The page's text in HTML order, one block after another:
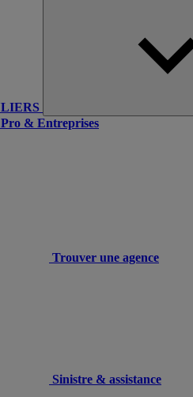
Pro & Entreprises
Trouver une agence
Sinistre & assistance